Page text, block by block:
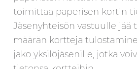
toimittaa paperisen kortin
Jäsenyhteisön vastuulle jää
määrän kortteja
jako yksilöjäsenille, jotka